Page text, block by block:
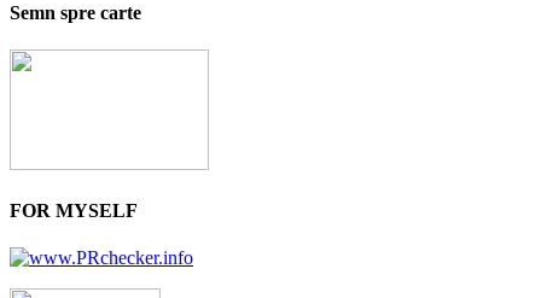
Semn spre carte
FOR MYSELF